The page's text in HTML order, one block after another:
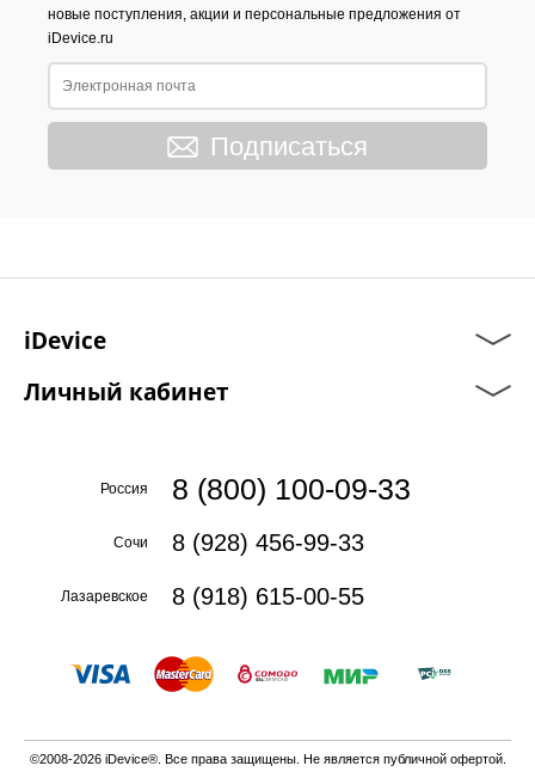
новые поступления, акции и персональные предложения от
iDevice.ru
Подписаться
iDevice
Личный кабинет
Россия 8 (800) 100-09-33
Сочи 8 (928) 456-99-33
Лазаревское 8 (918) 615-00-55
©2008-2026 iDevice®. Все права защищены. Не является публичной офертой.